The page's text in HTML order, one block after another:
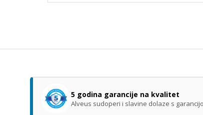
5 godina garancije na kvalitet
Alveus sudoperi i slavine dolaze s